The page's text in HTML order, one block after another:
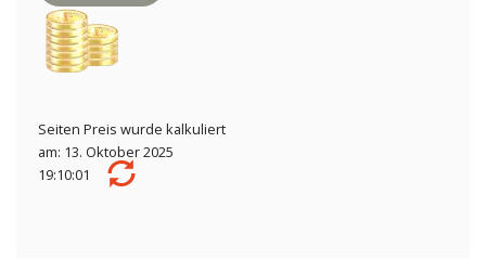
Seiten Preis wurde kalkuliert
am: 13. Oktober 2025
19:10:01